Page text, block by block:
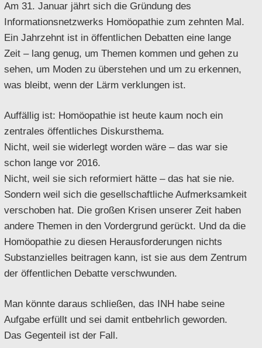
Am 31. Januar jährt sich die Gründung des
Informationsnetzwerks Homöopathie zum zehnten Mal.
Ein Jahrzehnt ist in öffentlichen Debatten eine lange
Zeit – lang genug, um Themen kommen und gehen zu
sehen, um Moden zu überstehen und um zu erkennen,
was bleibt, wenn der Lärm verklungen ist.
Auffällig ist: Homöopathie ist heute kaum noch ein
zentrales öffentliches Diskursthema.
Nicht, weil sie widerlegt worden wäre – das war sie
schon lange vor 2016.
Nicht, weil sie sich reformiert hätte – das hat sie nie.
Sondern weil sich die gesellschaftliche Aufmerksamkeit
verschoben hat. Die großen Krisen unserer Zeit haben
andere Themen in den Vordergrund gerückt. Und da die
Homöopathie zu diesen Herausforderungen nichts
Substanzielles beitragen kann, ist sie aus dem Zentrum
der öffentlichen Debatte verschwunden.
Man könnte daraus schließen, das INH habe seine
Aufgabe erfüllt und sei damit entbehrlich geworden.
Das Gegenteil ist der Fall.